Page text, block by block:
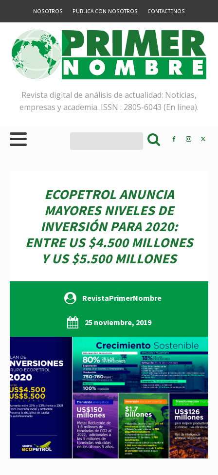
NOSOTROS PUBLICA CON NOSOTROS CONTACTENOS
Revista digital de análisis de actualidad: Noticias,
empresas y academia. ISSN : 2805-6043 (En línea).
ECOPETROL ANUNCIA
MAYORES NIVELES DE
INVERSIÓN PARA 2020:
ENTRE US $4.500 MILLONES
Y US $5.500 MILLONES
RevistaPrimerNombre
25 noviembre, 2019